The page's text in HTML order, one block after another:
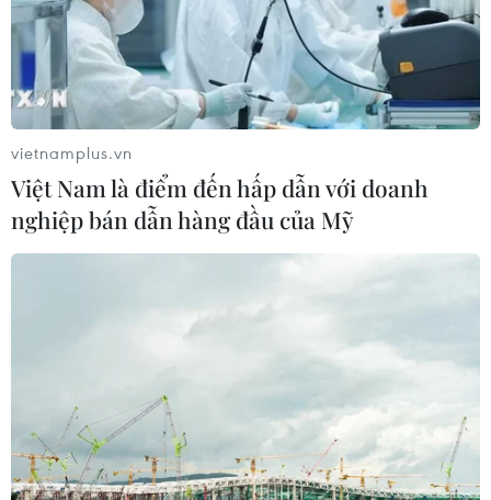
Canada chạy đua đạt thỏa thuận
trước khi thuế quan mới của Mỹ có
hiệu lực
09/08/2026 02:03
Khoa học công nghệ sẽ trở thành
động lực mới của quan hệ Việt Nam-
Australia
Thị trường vaccine thế giới chuyển
hướng sang người cao tuổi
08/08/2026 15:01
vietnamplus.vn
Việt Nam là điểm đến hấp dẫn với doanh
nghiệp bán dẫn hàng đầu của Mỹ